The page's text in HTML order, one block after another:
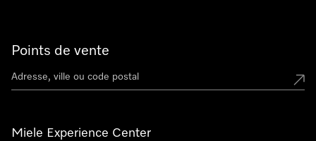
Points de vente
Miele Experience Center